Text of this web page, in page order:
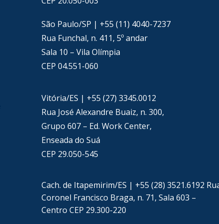
São Paulo/SP | +55 (11) 4040-7237
Rua Funchal, n. 411, 5º andar
Sala 10 – Vila Olímpia
CEP 04.551-060
Vitória/ES | +55 (27) 3345.0012
Rua José Alexandre Buaiz, n. 300,
Grupo 607 – Ed. Work Center,
Enseada do Suá
CEP 29.050-545
Cach. de Itapemirim/ES | +55 (28) 3521.6192
Coronel Francisco Braga, n. 71, Sala 603 –
Centro CEP 29.300-220